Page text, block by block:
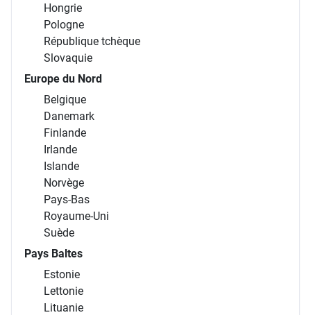
Hongrie
Pologne
République tchèque
Slovaquie
Europe du Nord
Belgique
Danemark
Finlande
Irlande
Islande
Norvège
Pays-Bas
Royaume-Uni
Suède
Pays Baltes
Estonie
Lettonie
Lituanie